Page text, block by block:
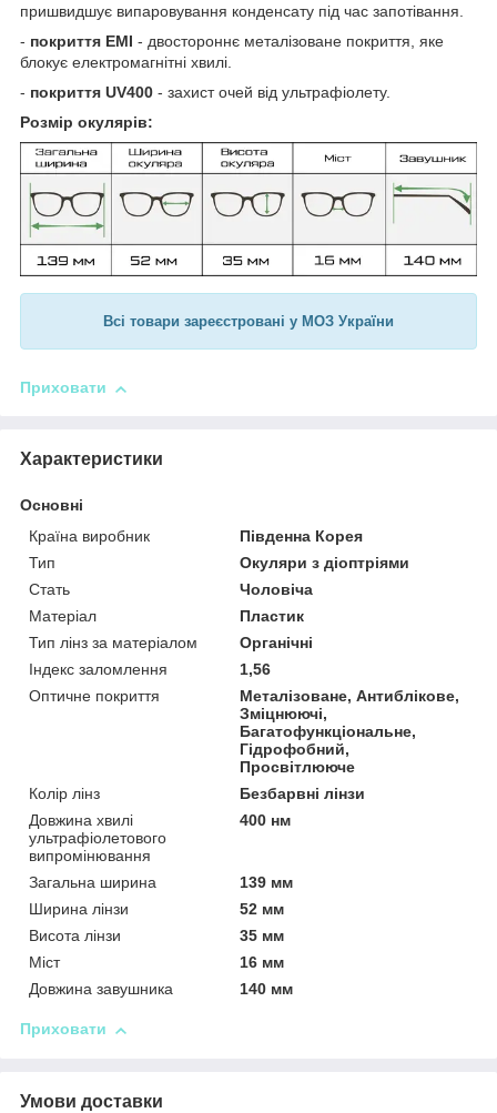
пришвидшує випаровування конденсату під час запотівання.
- покриття EMI - двостороннє металізоване покриття, яке
блокує електромагнітні хвилі.
- покриття UV400 - захист очей від ультрафіолету.
Розмір окулярів:
Всі товари зареєстровані у МОЗ України
Приховати
Характеристики
Основні
Країна виробник
Південна Корея
Тип
Окуляри з діоптріями
Стать
Чоловіча
Матеріал
Пластик
Тип лінз за матеріалом
Органічні
Індекс заломлення
1,56
Оптичне покриття
Металізоване, Антиблікове,
Зміцнюючі,
Багатофункціональне,
Гідрофобний,
Просвітлююче
Колір лінз
Безбарвні лінзи
Довжина хвилі
ультрафіолетового
випромінювання
400 нм
Загальна ширина
139 мм
Ширина лінзи
52 мм
Висота лінзи
35 мм
Міст
16 мм
Довжина завушника
140 мм
Приховати
Умови доставки